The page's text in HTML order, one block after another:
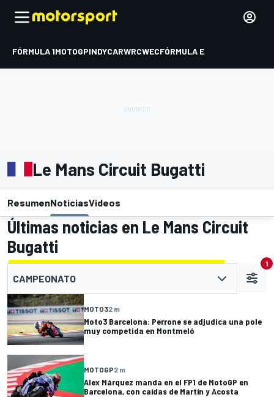
FÓRMULA 1MOTOGPINDYCARWRCWECFÓRMULA E
Le Mans Circuit Bugatti
ResumenNoticiasVideos
Últimas noticias en Le Mans Circuit
Bugatti
CAMPEONATO
1
MOTO32 m
Moto3 Barcelona: Perrone se adjudica una pole
muy competida en Montmeló
MOTOGP2 m
Alex Márquez manda en el FP1 de MotoGP en
Barcelona, con caídas de Martín y Acosta